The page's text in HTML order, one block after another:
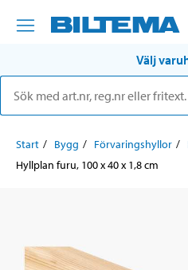
Välj
Start Bygg Förvaringshyllor
Hyllplan furu, 100 x 40 x 1,8 cm